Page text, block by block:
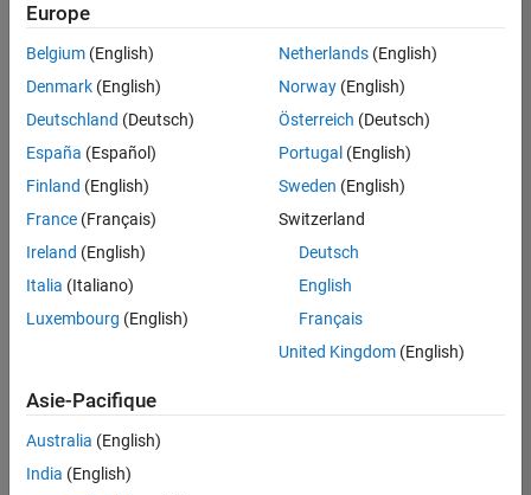
correspondant
à vos
critères
de
recherche.
Vous
pouvez
élargir
votre
recherche
ou
afficher
l’ensemble
d'emploi.
malgré
tout
Europe
Belgium (English)
Denmark (English)
Deutschland (Deutsch)
España (Español)
Finland (English)
France (Français)
Ireland (English)
Italia (Italiano)
Luxembourg (English)
Netherlands(English)
Norway(English)
Österreich (Deutsch)
Portugal (English)
Sweden (English)
Switzerland
Deutsch
English
Français
United Kingdom(English)
Asie-Pacifique
Australia (English)
India (English)